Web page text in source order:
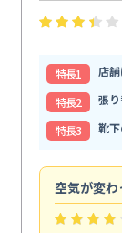
特⻑1
店
特⻑2
張
特⻑3
靴
空気が変わ